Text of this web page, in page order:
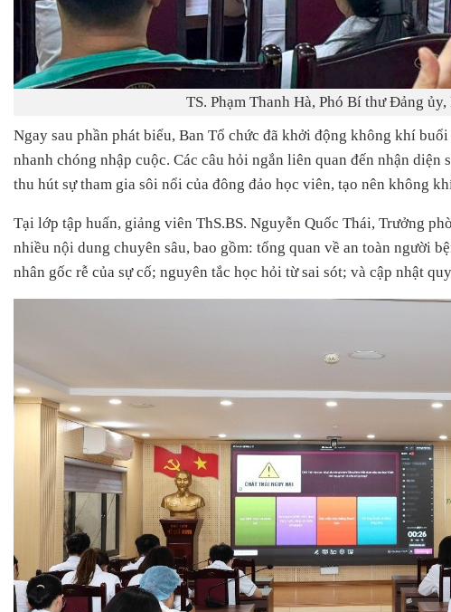
TS. Phạm Thanh Hà, Phó Bí thư Đảng
Ngay sau phần phát biểu, Ban Tổ chức đã khởi động không khí
nhanh chóng nhập cuộc. Các câu hỏi ngắn liên quan đến nhận
thu hút sự tham gia sôi nổi của đông đảo học viên, tạo nên không
Tại lớp tập huấn, giảng viên ThS.BS. Nguyễn Quốc Thái, Trưởng
nhiều nội dung chuyên sâu, bao gồm: tổng quan về an toàn người
nhân gốc rễ của sự cố; nguyên tắc học hỏi từ sai sót; và cập nhật